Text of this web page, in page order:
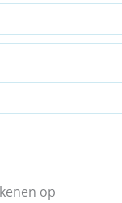
op